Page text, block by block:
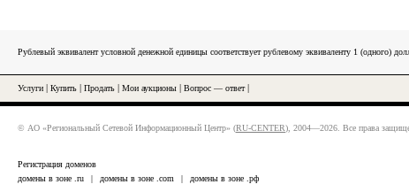
Рублевый эквивалент условной денежной единицы соответствует рублевому эквиваленту 1
Услуги Купить Продать Мои аукционы Вопрос — ответ|
© АО «Региональный Сетевой Информационный Центр» (RU-CENTER), 2004—2026. Все права
Регистрация доменов
домены в зоне .ru
| домены в зоне .com | домены в зоне .рф